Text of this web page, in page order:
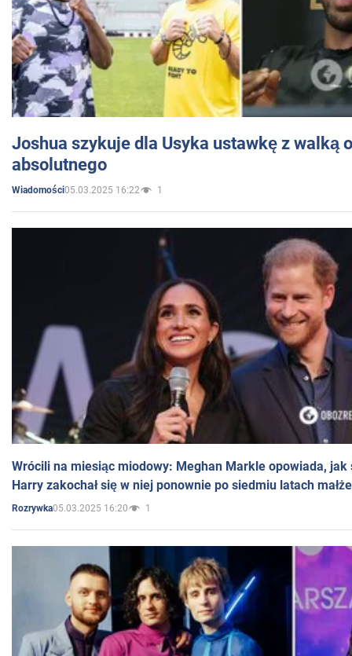
Joshua szykuje dla Usyka ustawkę z walką
absolutnego
Wiadomości05.03.2025 16:22 1
Wrócili na miesiąc miodowy: Meghan Markle opowiada, jak
Harry zakochał się w niej ponownie po siedmiu latach
Rozrywka05.03.2025 16:20 1